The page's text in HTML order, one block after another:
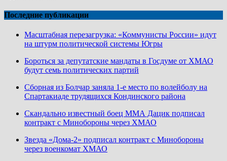
Последние публикации
Масштабная перезагрузка: «Коммунисты России» идут
на штурм политической системы Югры
Бороться за депутатские мандаты в Госдуме от ХМАО
будут семь политических партий
Сборная из Болчар заняла 1-е место по волейболу на
Спартакиаде трудящихся Кондинского района
Скандально известный боец ММА Дацик подписал
контракт с Минобороны через ХМАО
Звезда «Дома-2» подписал контракт с Минобороны
через военкомат ХМАО